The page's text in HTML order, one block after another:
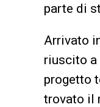
parte di
Arrivato
riuscito a
progetto
trovato il